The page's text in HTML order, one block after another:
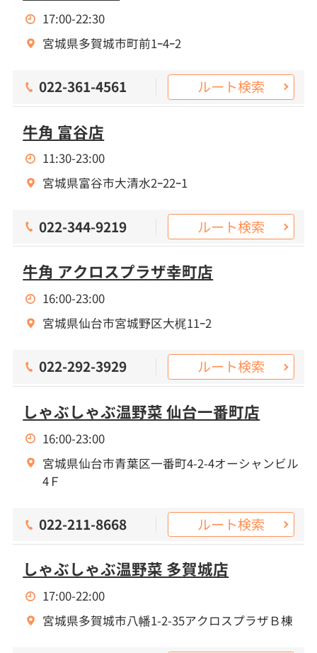
17:00-22:30
宮城県多賀城市町前1ｰ4ｰ2
022-361-4561 ルート検索
牛角 富谷店
11:30-23:00
宮城県富谷市大清水2ｰ22ｰ1
022-344-9219 ルート検索
牛角 アクロスプラザ幸町店
16:00-23:00
宮城県仙台市宮城野区大梶11ｰ2
022-292-3929 ルート検索
しゃぶしゃぶ温野菜 仙台一番町店
16:00-23:00
宮城県仙台市青葉区一番町4-2-4オーシャンビル
4Ｆ
022-211-8668 ルート検索
しゃぶしゃぶ温野菜 多賀城店
17:00-22:00
宮城県多賀城市八幡1-2-35アクロスプラザＢ棟